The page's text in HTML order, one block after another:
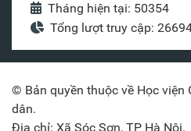
Tháng hiện tại: 50354
Tổng lượt truy cập:
© Bản quyền thuộc về Học viện
dân.
Địa chỉ: Xã Sóc Sơn, TP Hà Nội.